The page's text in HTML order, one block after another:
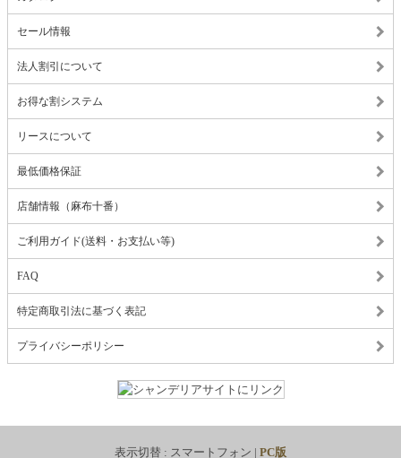
セール情報
法人割引について
お得な割システム
リースについて
最低価格保証
店舗情報（麻布十番）
ご利用ガイド(送料・お支払い等)
FAQ
特定商取引法に基づく表記
プライバシーポリシー
表示切替 : スマートフォン | PC版